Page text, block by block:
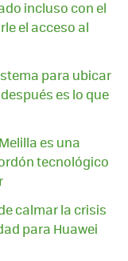
incluso con el
el acceso al
para ubicar
es lo que
es una
tecnológico
calmar la crisis
para Huawei